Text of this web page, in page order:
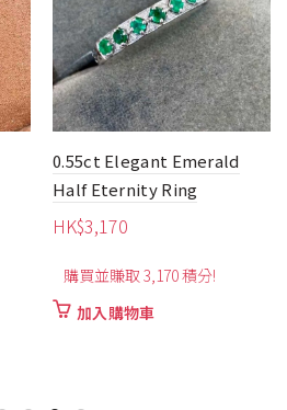
0.55ct Elegant Emerald
Half Eternity Ring
HK$3,170
購買並賺取 3,170 積分!
加入購物車